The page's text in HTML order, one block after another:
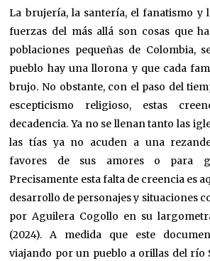
La brujería, la santería, el fanatismo y
fuerzas del más allá son cosas que
poblaciones pequeñas de Colombia,
pueblo hay una llorona y que cada
brujo. No obstante, con el paso del
escepticismo religioso, estas
decadencia. Ya no se llenan tanto las
las tías ya no acuden a una
favores de sus amores o para
Precisamente esta falta de creencia es
desarrollo de personajes y situaciones
por Aguilera Cogollo en su
(2024). A medida que este
viajando por un pueblo a orillas del río